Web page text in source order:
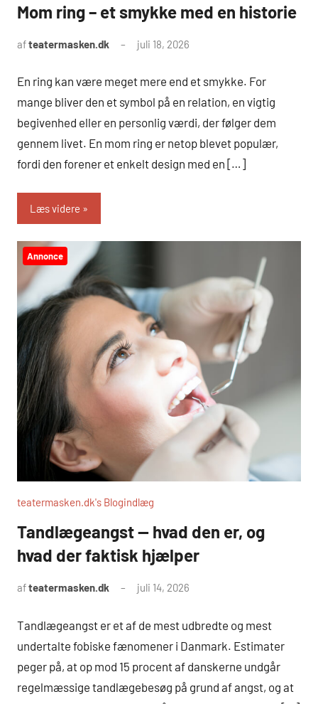
Mom ring – et smykke med en historie
afteatermasken.dk juli 18, 2026
En ring kan være meget mere end et smykke. For
mange bliver den et symbol på en relation, en vigtig
begivenhed eller en personlig værdi, der følger dem
gennem livet. En mom ring er netop blevet populær,
fordi den forener et enkelt design med en […]
Læs videre
Annonce
teatermasken.dk's Blogindlæg
Tandlægeangst — hvad den er, og
hvad der faktisk hjælper
afteatermasken.dk juli 14, 2026
Tandlægeangst er et af de mest udbredte og mest
undertalte fobiske fænomener i Danmark. Estimater
peger på, at op mod 15 procent af danskerne undgår
regelmæssige tandlægebesøg på grund af angst, og at